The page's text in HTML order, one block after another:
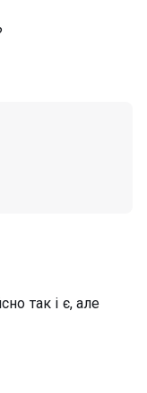
так і є, але